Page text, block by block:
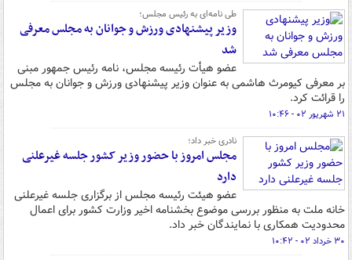
طی نامه‌ای به رئیس مجلس؛
وزیر پیشنهادی ورزش و جوانان به مجلس معرفی
شد
عضو هیأت رئیسه مجلس، نامه رئیس جمهور مبنی
بر معرفی کیومرث هاشمی به عنوان وزیر پیشنهادی ورزش و جوانان به مجلس
را قرائت کرد.
۲۱ شهریور ۰۲ - ۱۰:۴۶
نادری خبر داد؛
مجلس امروز با حضور وزیر کشور جلسه غیرعلنی
دارد
عضو هیئت رئیسه مجلس از برگزاری جلسه غیرعلنی
خانه ملت به منظور بررسی موضوع بخشنامه اخیر وزارت کشور برای اعمال
محدودیت همکاری با نمایندگان خبر داد.
۳۰ خرداد ۰۲ - ۱۰:۴۲